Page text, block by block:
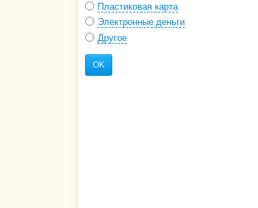
Пластиковая карта
Электронные деньги
Другое
OK